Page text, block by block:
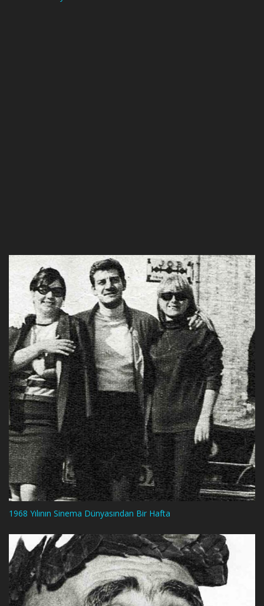
1968 Yılının Sinema Dünyasından Bir Hafta